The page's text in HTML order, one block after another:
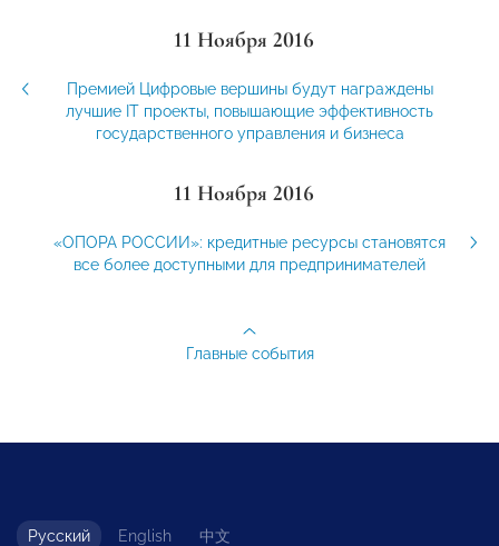
11 Ноября 2016
Премией Цифровые вершины будут награждены
лучшие IT проекты, повышающие эффективность
государственного управления и бизнеса
11 Ноября 2016
«ОПОРА РОССИИ»: кредитные ресурсы становятся
все более доступными для предпринимателей
Главные события
Русский English 中文